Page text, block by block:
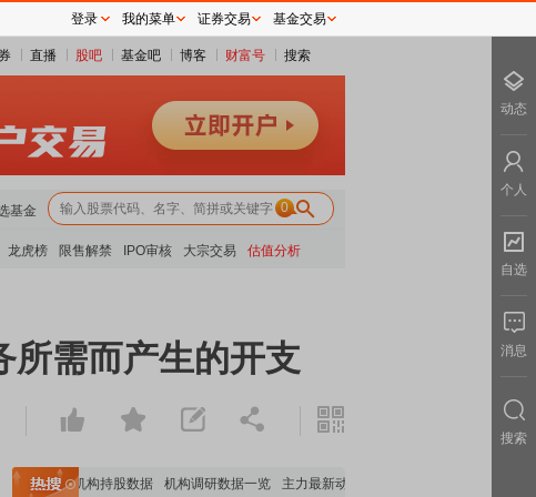
直播 股吧 基金吧 博客 财富号 搜索
基金 0
龙虎榜 限售解禁 IPO审核 大宗交易 估值分析
所需而产生的开支
览 重要机构持股数据 机构调研数据一览 主力最新动向
登录 我的菜单 证券交易 基金交易
动态
个人
自选
消息
搜索